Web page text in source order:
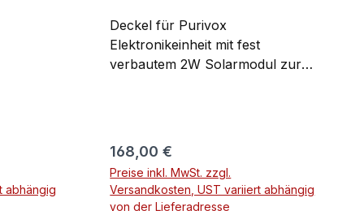
Sie
abhängig
Deckel für Purivox
Elektronikeinheit mit fest
verbautem 2W Solarmodul zur
den Purivox Karussell Triplex V
Modellen (Nicht zu verwenden
bei dem Purivox Triplex V).
Regulärer Preis:
168,00 €
Preise inkl. MwSt. zzgl.
Versandkosten, UST variiert abhängig
von der Lieferadresse